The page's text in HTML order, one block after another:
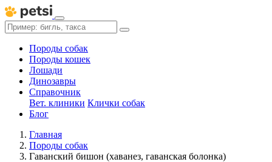
Породы собак
Породы кошек
Лошади
Динозавры
Справочник
Вет. клиники Клички собак
Блог
Главная
Породы собак
Гаванский бишон (хаванез, гаванская болонка)